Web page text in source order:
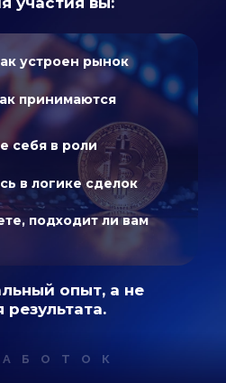
подходит ли вам
в логике сделок
устроен рынок
принимаются
себя в роли
опыт, а не